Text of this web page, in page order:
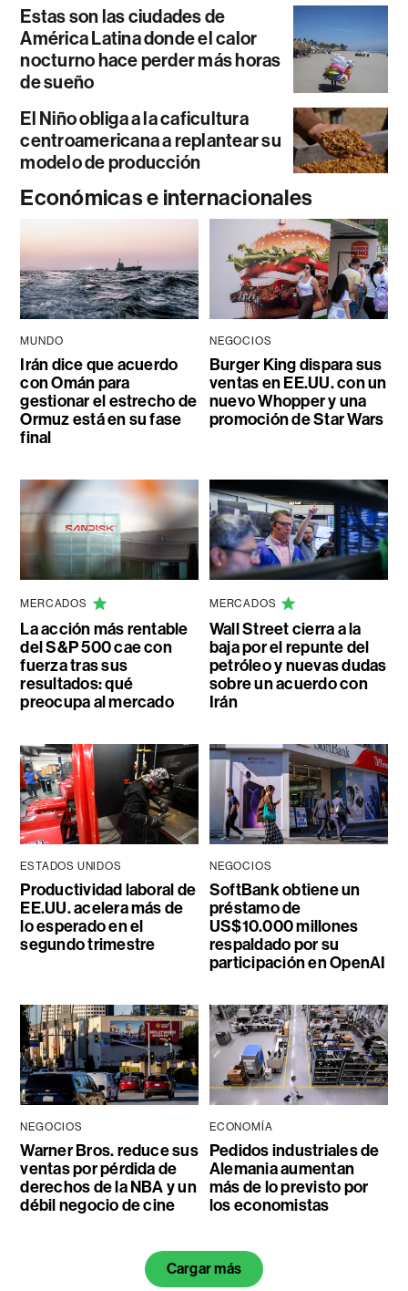
Estas son las ciudades de
América Latina donde el calor
nocturno hace perder más horas
de sueño
El Niño obliga a la caficultura
centroamericana a replantear su
modelo de producción
Económicas e internacionales
MUNDO
Irán dice que acuerdo
con Omán para
gestionar el estrecho de
Ormuz está en su fase
final
NEGOCIOS
Burger King dispara sus
ventas en EE.UU. con un
nuevo Whopper y una
promoción de Star Wars
MERCADOS
La acción más rentable
del S&P 500 cae con
fuerza tras sus
resultados: qué
preocupa al mercado
MERCADOS
Wall Street cierra a la
baja por el repunte del
petróleo y nuevas dudas
sobre un acuerdo con
Irán
ESTADOS UNIDOS
Productividad laboral de
EE.UU. acelera más de
lo esperado en el
segundo trimestre
NEGOCIOS
SoftBank obtiene un
préstamo de
US$10.000 millones
respaldado por su
participación en OpenAI
NEGOCIOS
Warner Bros. reduce sus
ventas por pérdida de
derechos de la NBA y un
débil negocio de cine
ECONOMÍA
Pedidos industriales de
Alemania aumentan
más de lo previsto por
los economistas
Cargar más